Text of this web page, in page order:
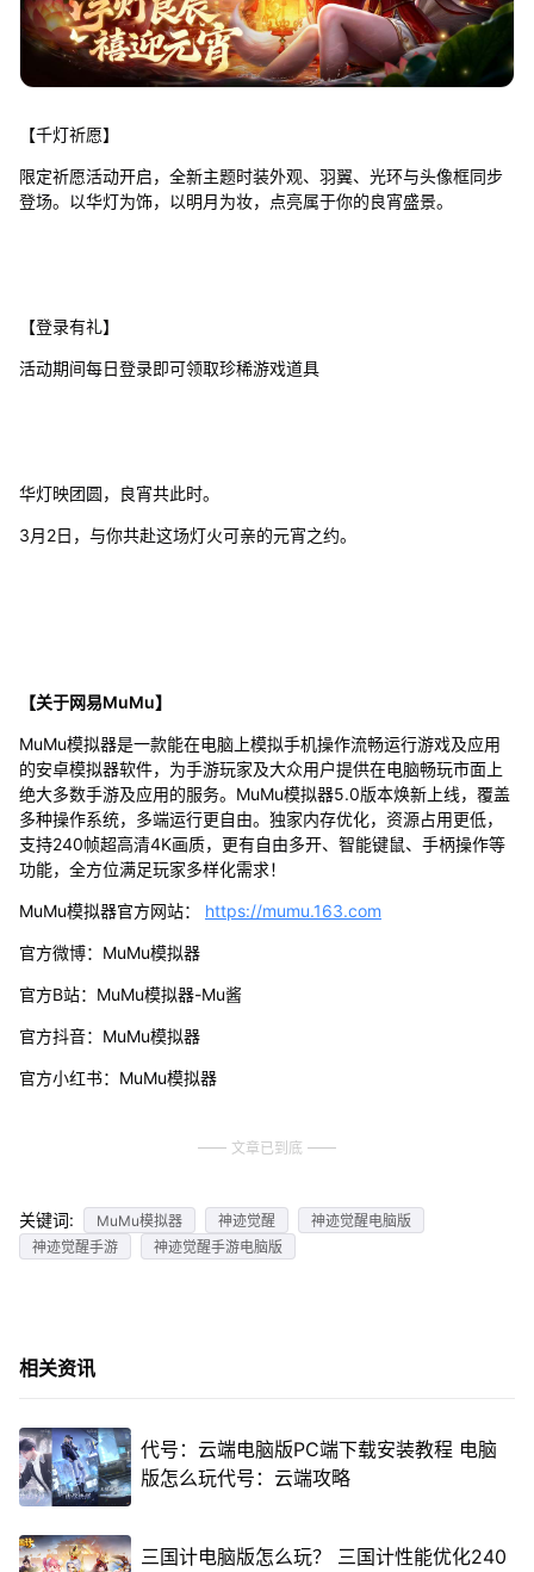
【千灯祈愿】
限定祈愿活动开启，全新主题时装外观、羽翼、光环与头像框同步
登场。以华灯为饰，以明月为妆，点亮属于你的良宵盛景。
【登录有礼】
活动期间每日登录即可领取珍稀游戏道具
华灯映团圆，良宵共此时。
3月2日，与你共赴这场灯火可亲的元宵之约。
【关于网易MuMu】
MuMu模拟器是一款能在电脑上模拟手机操作流畅运行游戏及应用
的安卓模拟器软件，为手游玩家及大众用户提供在电脑畅玩市面上
绝大多数手游及应用的服务。MuMu模拟器5.0版本焕新上线，覆盖
多种操作系统，多端运行更自由。独家内存优化，资源占用更低，
支持240帧超高清4K画质，更有自由多开、智能键鼠、手柄操作等
功能，全方位满足玩家多样化需求！
MuMu模拟器官方网站： https://mumu.163.com
官方微博：MuMu模拟器
官方B站：MuMu模拟器-Mu酱
官方抖音：MuMu模拟器
官方小红书：MuMu模拟器
文章已到底
关键词: MuMu模拟器 神迹觉醒
神迹觉醒电脑版
神迹觉醒手游
神迹觉醒手游电脑版
相关资讯
代号：云端电脑版PC端下载安装教程 电脑
版怎么玩代号：云端攻略
三国计电脑版怎么玩？ 三国计性能优化240